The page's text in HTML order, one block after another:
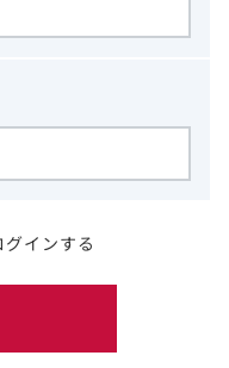
インする